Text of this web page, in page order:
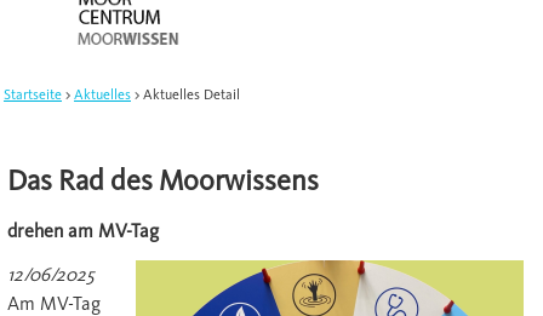
Startseite Aktuelles Aktuelles Detail
Das Rad des Moorwissens
drehen am MV-Tag
12/06/2025
Am MV-Tag